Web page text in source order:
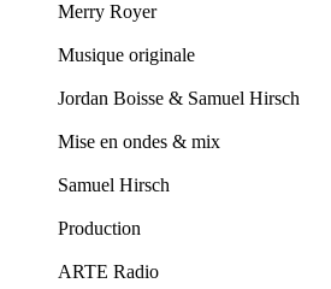
Merry Royer
Musique originale
Jordan Boisse & Samuel Hirsch
Mise en ondes & mix
Samuel Hirsch
Production
ARTE Radio